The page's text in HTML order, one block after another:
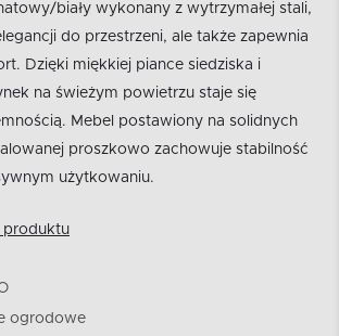
biały wykonany z wytrzymałej stali,
do przestrzeni, ale także zapewnia
Dzięki miękkiej piance siedziska i
na świeżym powietrzu staje się
Mebel postawiony na solidnych
proszkowo zachowuje stabilność
użytkowaniu.
produktu
ogrodowe